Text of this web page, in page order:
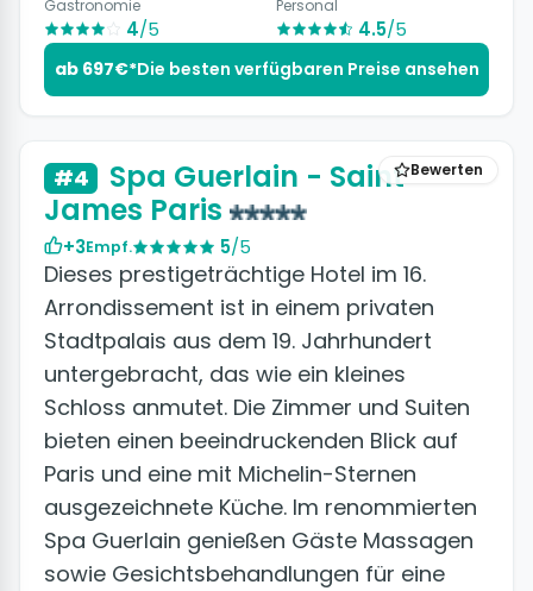
Gastronomie
4/5
Personal
4.5/5
ab 697€*Die besten verfügbaren Preise ansehen
Bewerten
#4
Spa Guerlain - Saint
James Paris
+3Empf. 5/5
Dieses prestigeträchtige Hotel im 16.
Arrondissement ist in einem privaten
Stadtpalais aus dem 19. Jahrhundert
untergebracht, das wie ein kleines
Schloss anmutet. Die Zimmer und Suiten
bieten einen beeindruckenden Blick auf
Paris und eine mit Michelin-Sternen
ausgezeichnete Küche. Im renommierten
Spa Guerlain genießen Gäste Massagen
sowie Gesichtsbehandlungen für eine